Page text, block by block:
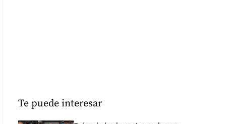
Te puede interesar